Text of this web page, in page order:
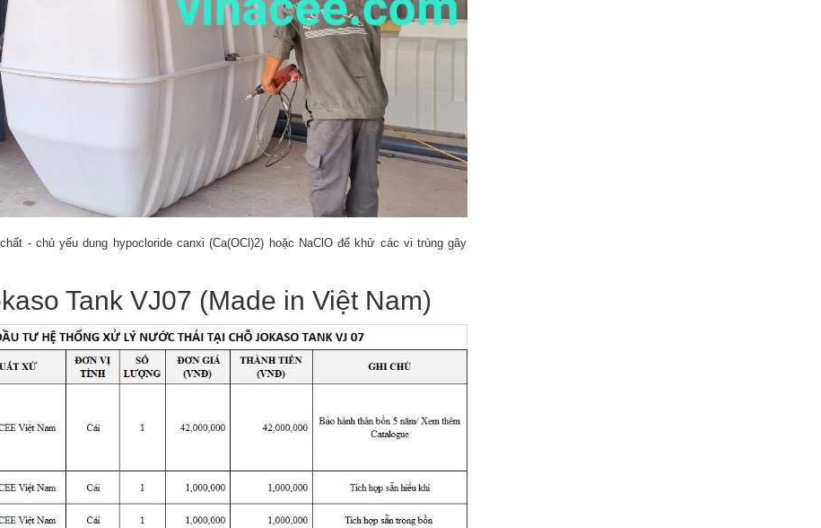
- chủ yếu dung hypocloride canxi (Ca(OCl)2) hoặc NaClO để khử các vi trùng gây
Tank VJ07 (Made in Việt Nam)